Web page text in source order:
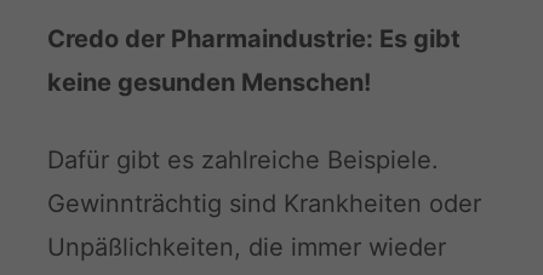
Credo der Pharmaindustrie: Es gibt
keine gesunden Menschen!
Dafür gibt es zahlreiche Beispiele.
Gewinnträchtig sind Krankheiten oder
Unpäßlichkeiten, die immer wieder